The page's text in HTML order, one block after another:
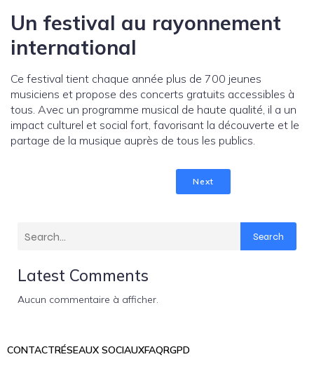
Un festival au rayonnement
international
Ce festival tient chaque année plus de 700 jeunes
musiciens et propose des concerts gratuits accessibles à
tous. Avec un programme musical de haute qualité, il a un
impact culturel et social fort, favorisant la découverte et le
partage de la musique auprès de tous les publics.
Next
Search
Latest Comments
Aucun commentaire à afficher.
CONTACTRÉSEAUX SOCIAUXFAQRGPD